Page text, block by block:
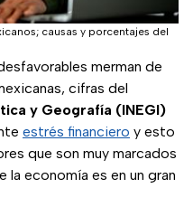
causas y porcentajes del
merman de
cifras del
y Geografía (INEGI)
estrés financiero y esto
que son muy marcados
la economía es en un gran